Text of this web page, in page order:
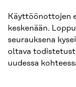
Käyttöönottojen
keskenään.
seurauksena
oltava
uudessa